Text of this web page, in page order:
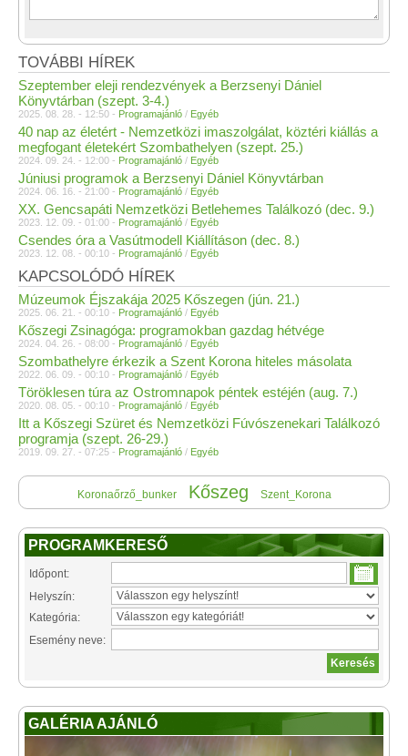
TOVÁBBI HÍREK
Szeptember eleji rendezvények a Berzsenyi Dániel
Könyvtárban (szept. 3-4.)
2025. 08. 28. - 12:50 - Programajánló / Egyéb
40 nap az életért - Nemzetközi imaszolgálat, köztéri kiállás a
megfogant életekért Szombathelyen (szept. 25.)
2024. 09. 24. - 12:00 - Programajánló / Egyéb
Júniusi programok a Berzsenyi Dániel Könyvtárban
2024. 06. 16. - 21:00 - Programajánló / Egyéb
XX. Gencsapáti Nemzetközi Betlehemes Találkozó (dec. 9.)
2023. 12. 09. - 01:00 - Programajánló / Egyéb
Csendes óra a Vasútmodell Kiállításon (dec. 8.)
2023. 12. 08. - 00:10 - Programajánló / Egyéb
KAPCSOLÓDÓ HÍREK
Múzeumok Éjszakája 2025 Kőszegen (jún. 21.)
2025. 06. 21. - 00:10 - Programajánló / Egyéb
Kőszegi Zsinagóga: programokban gazdag hétvége
2024. 04. 26. - 08:00 - Programajánló / Egyéb
Szombathelyre érkezik a Szent Korona hiteles másolata
2022. 06. 09. - 00:10 - Programajánló / Egyéb
Töröklesen túra az Ostromnapok péntek estéjén (aug. 7.)
2020. 08. 05. - 00:10 - Programajánló / Egyéb
Itt a Kőszegi Szüret és Nemzetközi Fúvószenekari Találkozó
programja (szept. 26-29.)
2019. 09. 27. - 07:25 - Programajánló / Egyéb
Koronaőrző_bunker Kőszeg Szent_Korona
PROGRAMKERESŐ
Időpont:
Helyszín:
Kategória:
Esemény neve:
GALÉRIA AJÁNLÓ